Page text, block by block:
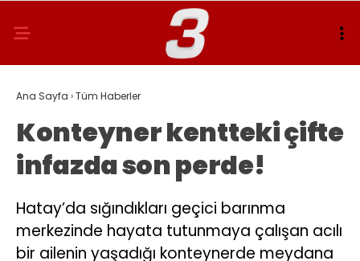
Ana Sayfa ›Tüm Haberler
Konteyner kentteki çifte
infazda son perde!
Hatay’da sığındıkları geçici barınma
merkezinde hayata tutunmaya çalışan acılı
bir ailenin yaşadığı konteynerde meydana